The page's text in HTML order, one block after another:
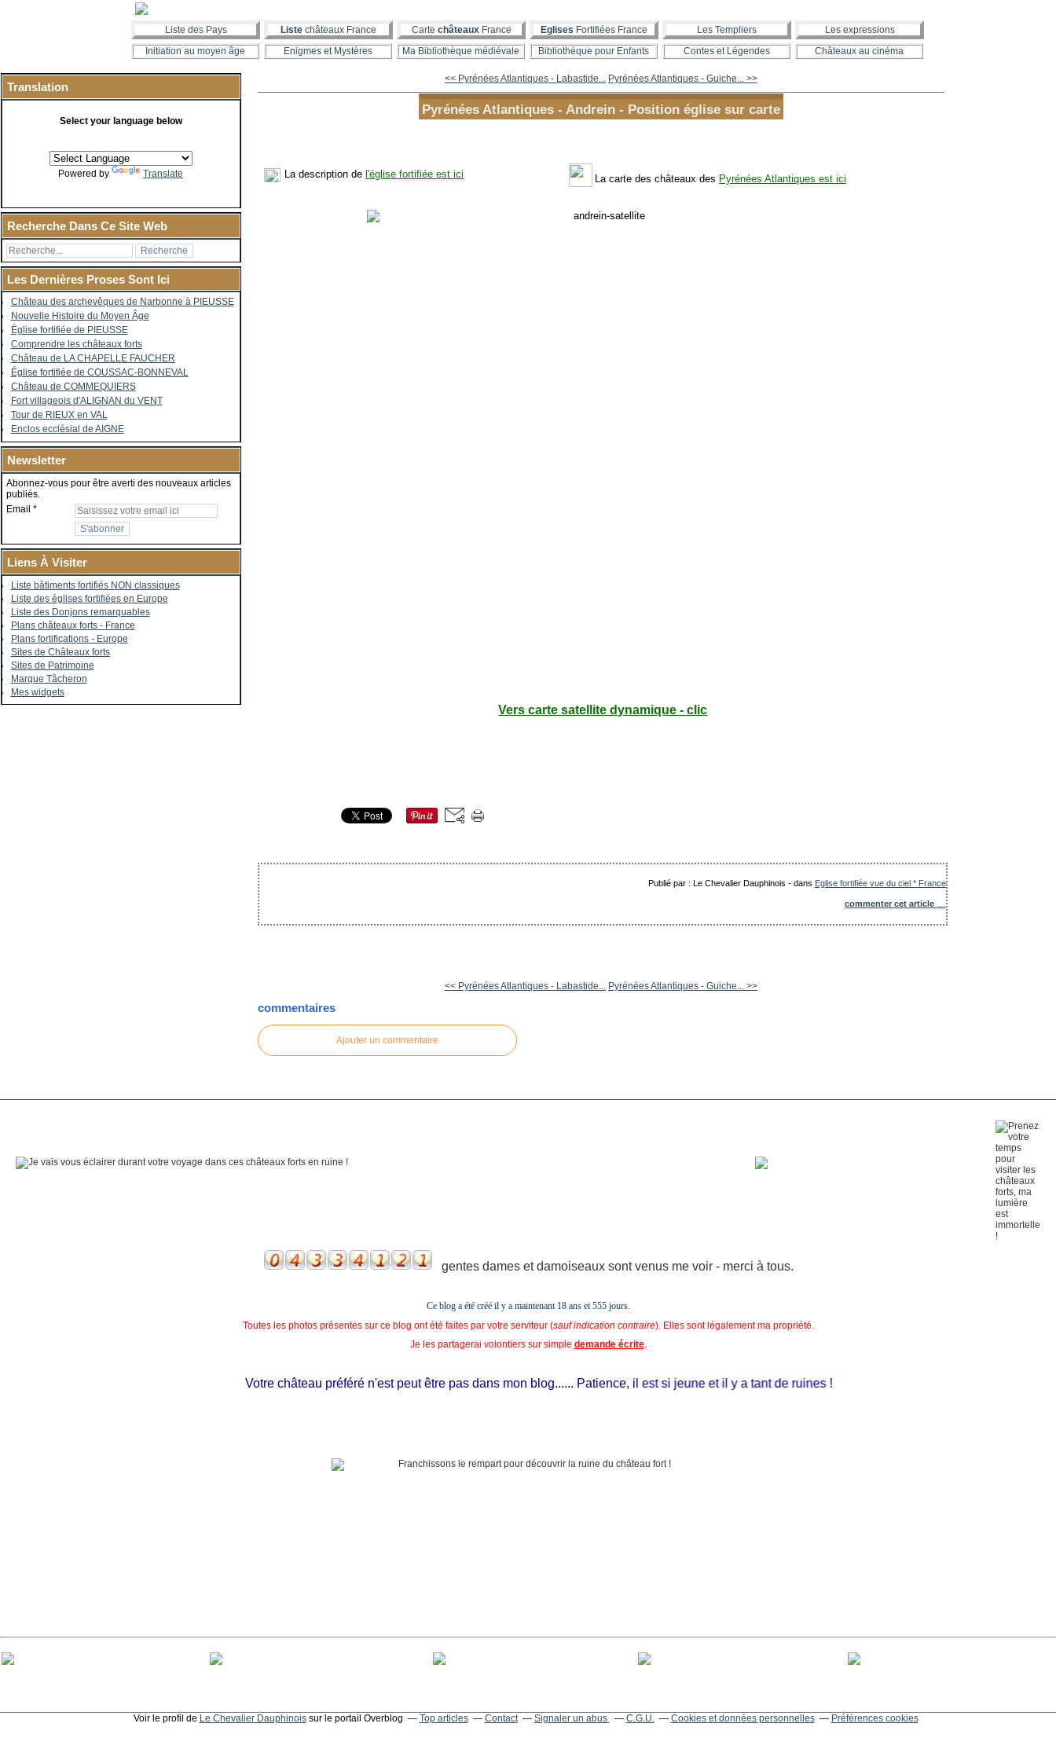
Liste des Pays Liste châteaux France Carte châteauxFrance Eglises Fortifiées France Les Templiers
Les expressions
Initiation au moyen âge
Enigmes et Mystères Ma Bibliothèque médiévale Bibliothèque pour Enfants Contes et Légendes Châteaux au cinéma
Translation
Select your language below
Powered by Translate
Recherche Dans Ce Site Web
Les Dernières Proses Sont Ici
Château des archevêques de Narbonne à PIEUSSE
Nouvelle Histoire du Moyen Âge
Église fortifiée de PIEUSSE
Comprendre les châteaux forts
Château de LA CHAPELLE FAUCHER
Église fortifiée de COUSSAC-BONNEVAL
Château de COMMEQUIERS
Fort villageois d'ALIGNAN du VENT
Tour de RIEUX en VAL
Enclos ecclésial de AIGNE
Newsletter
Abonnez-vous pour être averti des nouveaux articles
publiés.
Email
Liens À Visiter
Liste bâtiments fortifiés NON classiques
Liste des églises fortifiées en Europe
Liste des Donjons remarquables
Plans châteaux forts - France
Plans fortifications - Europe
Sites de Châteaux forts
Sites de Patrimoine
Marque Tâcheron
Mes widgets
<< Pyrénées Atlantiques - Labastide... Pyrénées Atlantiques - Guiche... >>
Pyrénées Atlantiques - Andrein - Position église sur carte
La description de l'église fortifiée est ici La carte des châteaux des Pyrénées Atlantiques est ici
Vers carte satellite dynamique - clic
Publié par : Le Chevalier Dauphinois -dans Eglise fortifiée vue du ciel * France
commenter cet article
<< Pyrénées Atlantiques - Labastide... Pyrénées Atlantiques - Guiche... >>
commentaires
Ajouter un commentaire
gentes dames et damoiseaux sont venus me voir - merci à tous.
Ce blog a été créé il y a maintenant 18 ans et 555 jours.
Toutes les photos présentes sur ce blog ont été faites par votre serviteur (sauf indication contraire). Elles sont légalement ma propriété.
Je les partagerai volontiers sur simple demande écrite.
Votre château préféré n'est peut être pas dans mon blog...... Patience, il est si jeune et il y a tant de ruines !
Voir le profil de Le Chevalier Dauphinoissur le portail Overblog Top articles Contact Signaler un abus C.G.U. Cookies et données personnelles Préférences cookies